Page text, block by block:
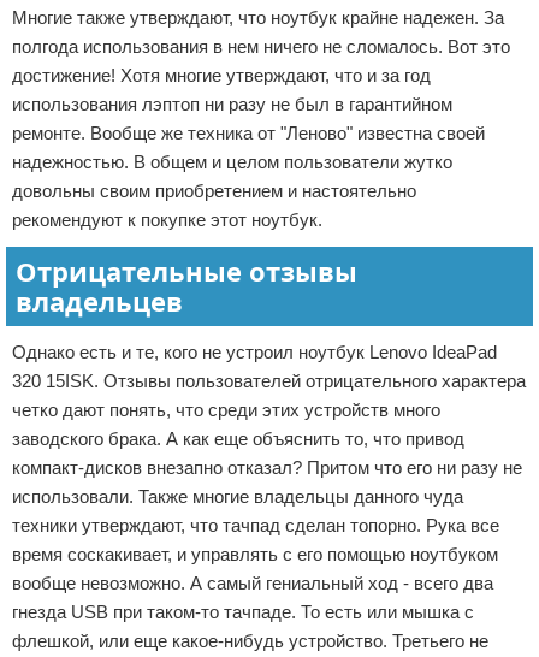
Многие также утверждают, что ноутбук крайне надежен. За
полгода использования в нем ничего не сломалось. Вот это
достижение! Хотя многие утверждают, что и за год
использования лэптоп ни разу не был в гарантийном
ремонте. Вообще же техника от "Леново" известна своей
надежностью. В общем и целом пользователи жутко
довольны своим приобретением и настоятельно
рекомендуют к покупке этот ноутбук.
Отрицательные отзывы
владельцев
Однако есть и те, кого не устроил ноутбук Lenovo IdeaPad
320 15ISK. Отзывы пользователей отрицательного характера
четко дают понять, что среди этих устройств много
заводского брака. А как еще объяснить то, что привод
компакт-дисков внезапно отказал? Притом что его ни разу не
использовали. Также многие владельцы данного чуда
техники утверждают, что тачпад сделан топорно. Рука все
время соскакивает, и управлять с его помощью ноутбуком
вообще невозможно. А самый гениальный ход - всего два
гнезда USB при таком-то тачпаде. То есть или мышка с
флешкой, или еще какое-нибудь устройство. Третьего не